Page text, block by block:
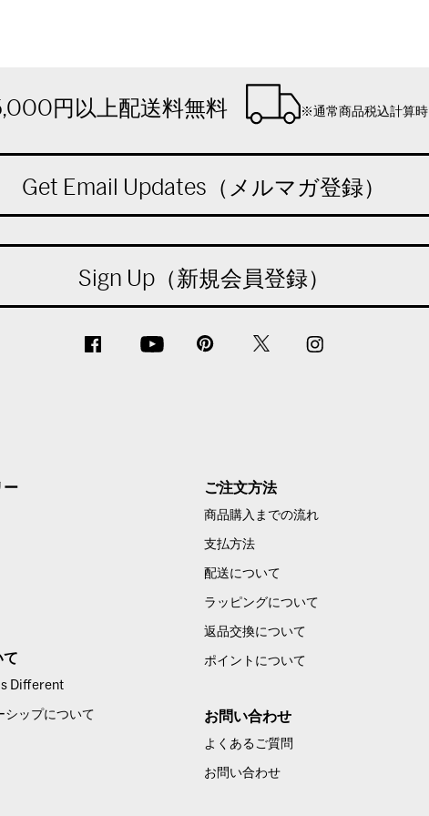
円以上配送料無料 ※通常商品税込計算時
Get Email Updates（メルマガ登録）
Sign Up（新規会員登録）
ー
て
Different
シップについて
ご注文方法
商品購入までの流れ
支払方法
配送について
ラッピングについて
返品交換について
ポイントについて
お問い合わせ
よくあるご質問
お問い合わせ